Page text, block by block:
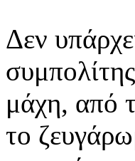
Δεν
μάχη, από
το